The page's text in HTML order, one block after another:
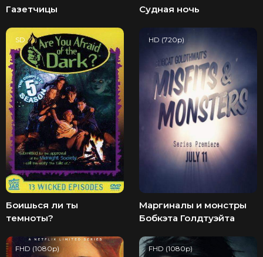
Газетчицы Судная ночь
SD
Боишься ли ты
темноты?
HD (720p)
Маргиналы и монстры
Бобкэта Голдтуэйта
FHD (1080p) FHD (1080p)